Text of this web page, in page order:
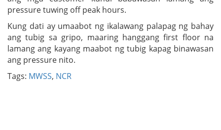
pressure tuwing off peak hours.
Kung dati ay umaabot ng ikalawang palapag ng bahay
ang tubig sa gripo, maaring hanggang first floor na
lamang ang kayang maabot ng tubig kapag binawasan
ang pressure nito.
Tags: MWSS, NCR